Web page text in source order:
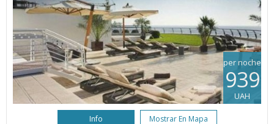
per noche
939
UAH
Info Mostrar En Mapa